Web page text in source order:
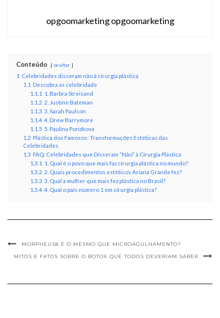
opgoomarketing opgoomarketing
Conteúdo ocultar
1 Celebridades disseram não à cirurgia plástica
1.1 Descubra as celebridade
1.1.1 1. Barbra Streisand
1.1.2 2. Justine Bateman
1.1.3 3. Sarah Paulson
1.1.4 4. Drew Barrymore
1.1.5 5. Paulina Porizkova
1.2 Plástica dos Famosos: Transformações Estéticas das
Celebridades
1.3 FAQ: Celebridades que Disseram “Não” à Cirurgia Plástica
1.3.1 1. Qual é o povo que mais faz cirurgia plástica no mundo?
1.3.2 2. Quais procedimentos estéticos Ariana Grande fez?
1.3.3 3. Qual a mulher que mais fez plástica no Brasil?
1.3.4 4. Qual o país número 1 em cirurgia plástica?
MORPHEUS8 É O MESMO QUE MICROAGULHAMENTO?
MITOS E FATOS SOBRE O BOTOX QUE TODOS DEVERIAM SABER